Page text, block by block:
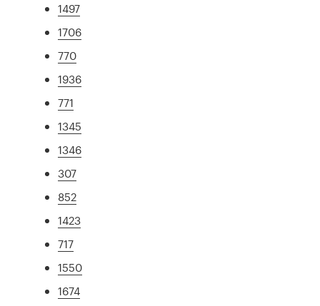
1497
1706
770
1936
771
1345
1346
307
852
1423
717
1550
1674